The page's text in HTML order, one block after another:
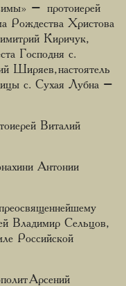
– протоиерей
Рождества Христова
Киричук,
Господня с.
Ширяев, настоятель
с. Сухая Лубна –
Виталий
Антонии
Владимир Сельцов,
Российской
Арсений